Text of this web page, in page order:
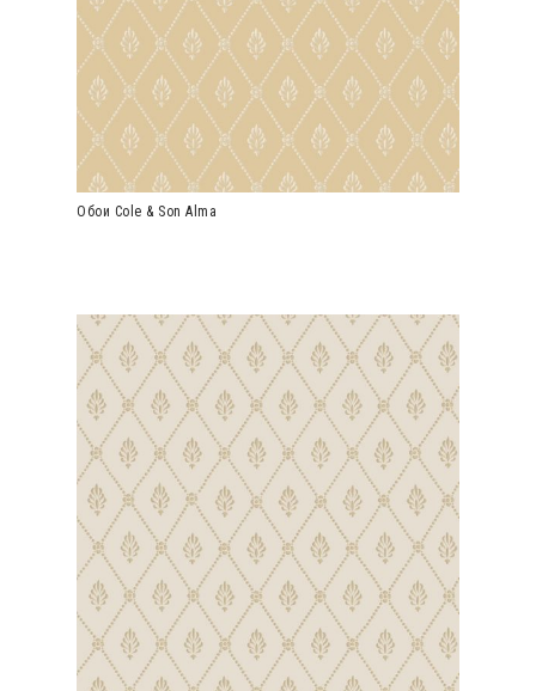
Обои Cole & Son Alma